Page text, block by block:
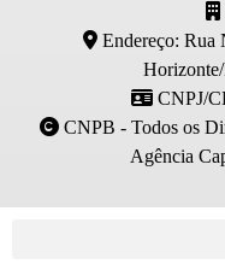
Endereço: Rua
CNPJ/
CNPB - Todos os
Agência